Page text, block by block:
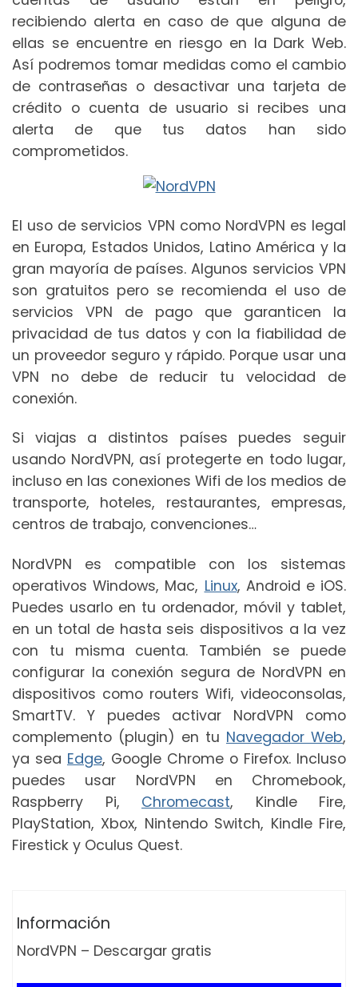
recibiendo alerta en caso de que alguna de
ellas se encuentre en riesgo en la Dark Web.
Así podremos tomar medidas como el cambio
de contraseñas o desactivar una tarjeta de
crédito o cuenta de usuario si recibes una
alerta de que tus datos han sido
comprometidos.
El uso de servicios VPN como NordVPN es legal
en Europa, Estados Unidos, Latino América y la
gran mayoría de países. Algunos servicios VPN
son gratuitos pero se recomienda el uso de
servicios VPN de pago que garanticen la
privacidad de tus datos y con la fiabilidad de
un proveedor seguro y rápido. Porque usar una
VPN no debe de reducir tu velocidad de
conexión.
Si viajas a distintos países puedes seguir
usando NordVPN, así protegerte en todo lugar,
incluso en las conexiones Wifi de los medios de
transporte, hoteles, restaurantes, empresas,
centros de trabajo, convenciones…
NordVPN es compatible con los sistemas
operativos Windows, Mac, Linux, Android e iOS.
Puedes usarlo en tu ordenador, móvil y tablet,
en un total de hasta seis dispositivos a la vez
con tu misma cuenta. También se puede
configurar la conexión segura de NordVPN en
dispositivos como routers Wifi, videoconsolas,
SmartTV. Y puedes activar NordVPN como
complemento (plugin) en tu Navegador Web,
ya sea Edge, Google Chrome o Firefox. Incluso
puedes usar NordVPN en Chromebook,
Raspberry Pi, Chromecast, Kindle Fire,
PlayStation, Xbox, Nintendo Switch, Kindle Fire,
Firestick y Oculus Quest.
Información
NordVPN – Descargar gratis